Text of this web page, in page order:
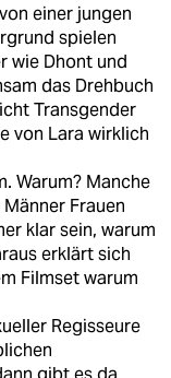
einer jungen
spielen
wie Dhont und
das Drehbuch
Transgender
von Lara wirklich
Warum? Manche
Frauen
klar sein, warum
erklärt sich
Filmset warum
Regisseure